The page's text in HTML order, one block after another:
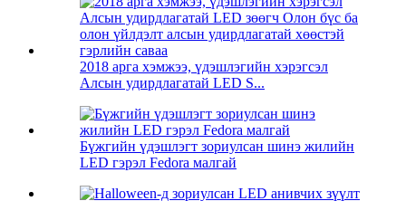
2018 арга хэмжээ, үдэшлэгийн хэрэгсэл
Алсын удирдлагатай LED S...
Бүжгийн үдэшлэгт зориулсан шинэ жилийн
LED гэрэл Fedora малгай